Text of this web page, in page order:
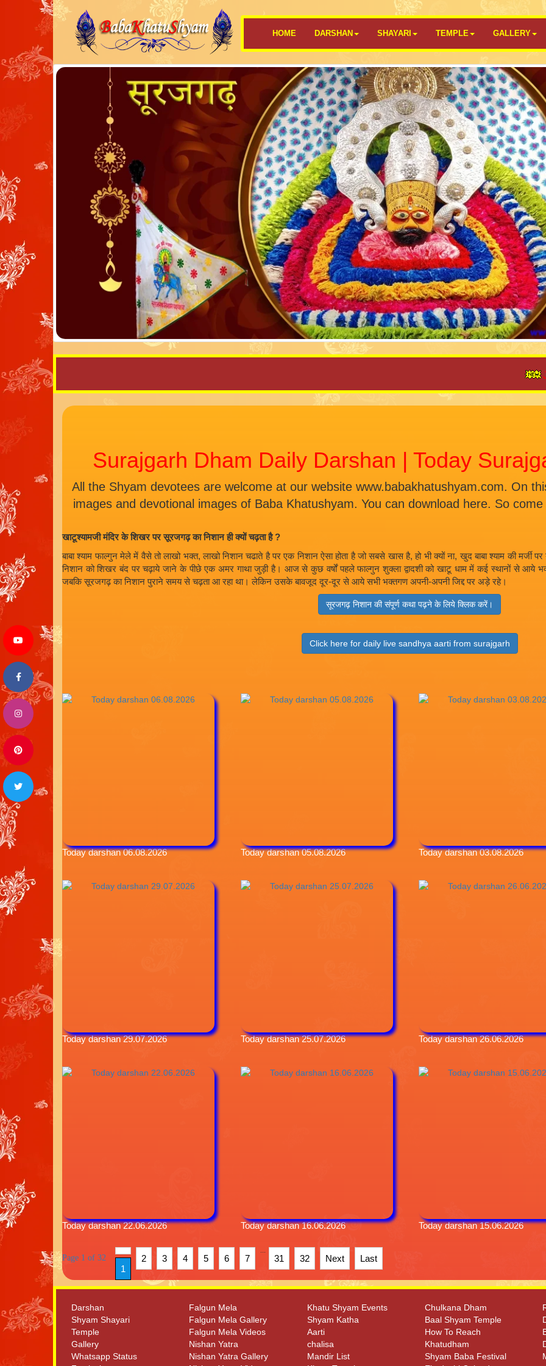
HOME DARSHAN SHAYARI TEMPLE GALLERY
JAI
Surajgarh Dham Daily Darshan | Today
All the Shyam devotees are welcome at our website www.babakhatushyam.com. On
images and devotional images of Baba Khatushyam. You can download here. So
खाटूश्यामजी मंदिर के शिखर पर सूरजगढ़ का निशान ही क्यों चढ़ता है ?
बाबा श्याम फाल्गुन मेले में वैसे तो लाखो भक्त, लाखो निशान चढाते है पर एक निशान ऐसा होता है जो सबसे खास है, हो भी क्यों ना, खुद बाबा श्याम की
निशान को शिखर बंद पर चढ़ाये जाने के पीछे एक अमर गाथा जुड़ी है। आज से कुछ वर्षों पहले फाल्गुन शुक्ला द्वादशी को खाटू धाम में कई स्थानों से आये
जबकि सूरजगढ़ का निशान पुराने समय से चढ़ता आ रहा था। लेकिन उसके बावजूद दूर-दूर से आये सभी भक्तगण अपनी-अपनी जिद्द पर अड़े रहे।
सूरजगढ़ निशान की संपूर्ण कथा पढ़ने के लिये क्लिक करें।
Click here for daily live sandhya aarti from surajgarh
Today darshan 06.08.2026 Today darshan 05.08.2026 Today darshan 03.08.2026
Today darshan 29.07.2026 Today darshan 25.07.2026 Today darshan 26.06.2026
Today darshan 22.06.2026 Today darshan 16.06.2026 Today darshan 15.06.2026
Page 1 of 32
1
2 3 4 5 6 7 31 32 Next Last
Darshan
Shyam Shayari
Temple
Gallery
Whatsapp Status
Falgun Mela
Falgun Mela Gallery
Falgun Mela Videos
Nishan Yatra
Nishan Yatra Gallery
Khatu Shyam Events
Shyam Katha
Aarti
chalisa
Mandir List
Chulkana Dham
Baal Shyam Temple
How To Reach
Khatudham
Shyam Baba Festival